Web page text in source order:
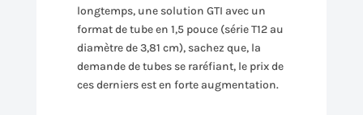
longtemps, une solution GTI avec un
format de tube en 1,5 pouce (série T12 au
diamètre de 3,81 cm), sachez que, la
demande de tubes se raréfiant, le prix de
ces derniers est en forte augmentation.